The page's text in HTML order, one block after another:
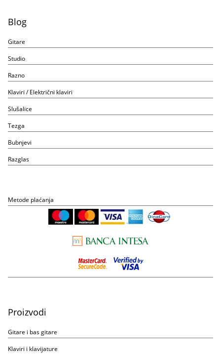
Blog
Gitare
Studio
Razno
Klaviri / Električni klaviri
Slušalice
Tezga
Bubnjevi
Razglas
Metode plaćanja
Proizvodi
Gitare i bas gitare
Klaviri i klavijature